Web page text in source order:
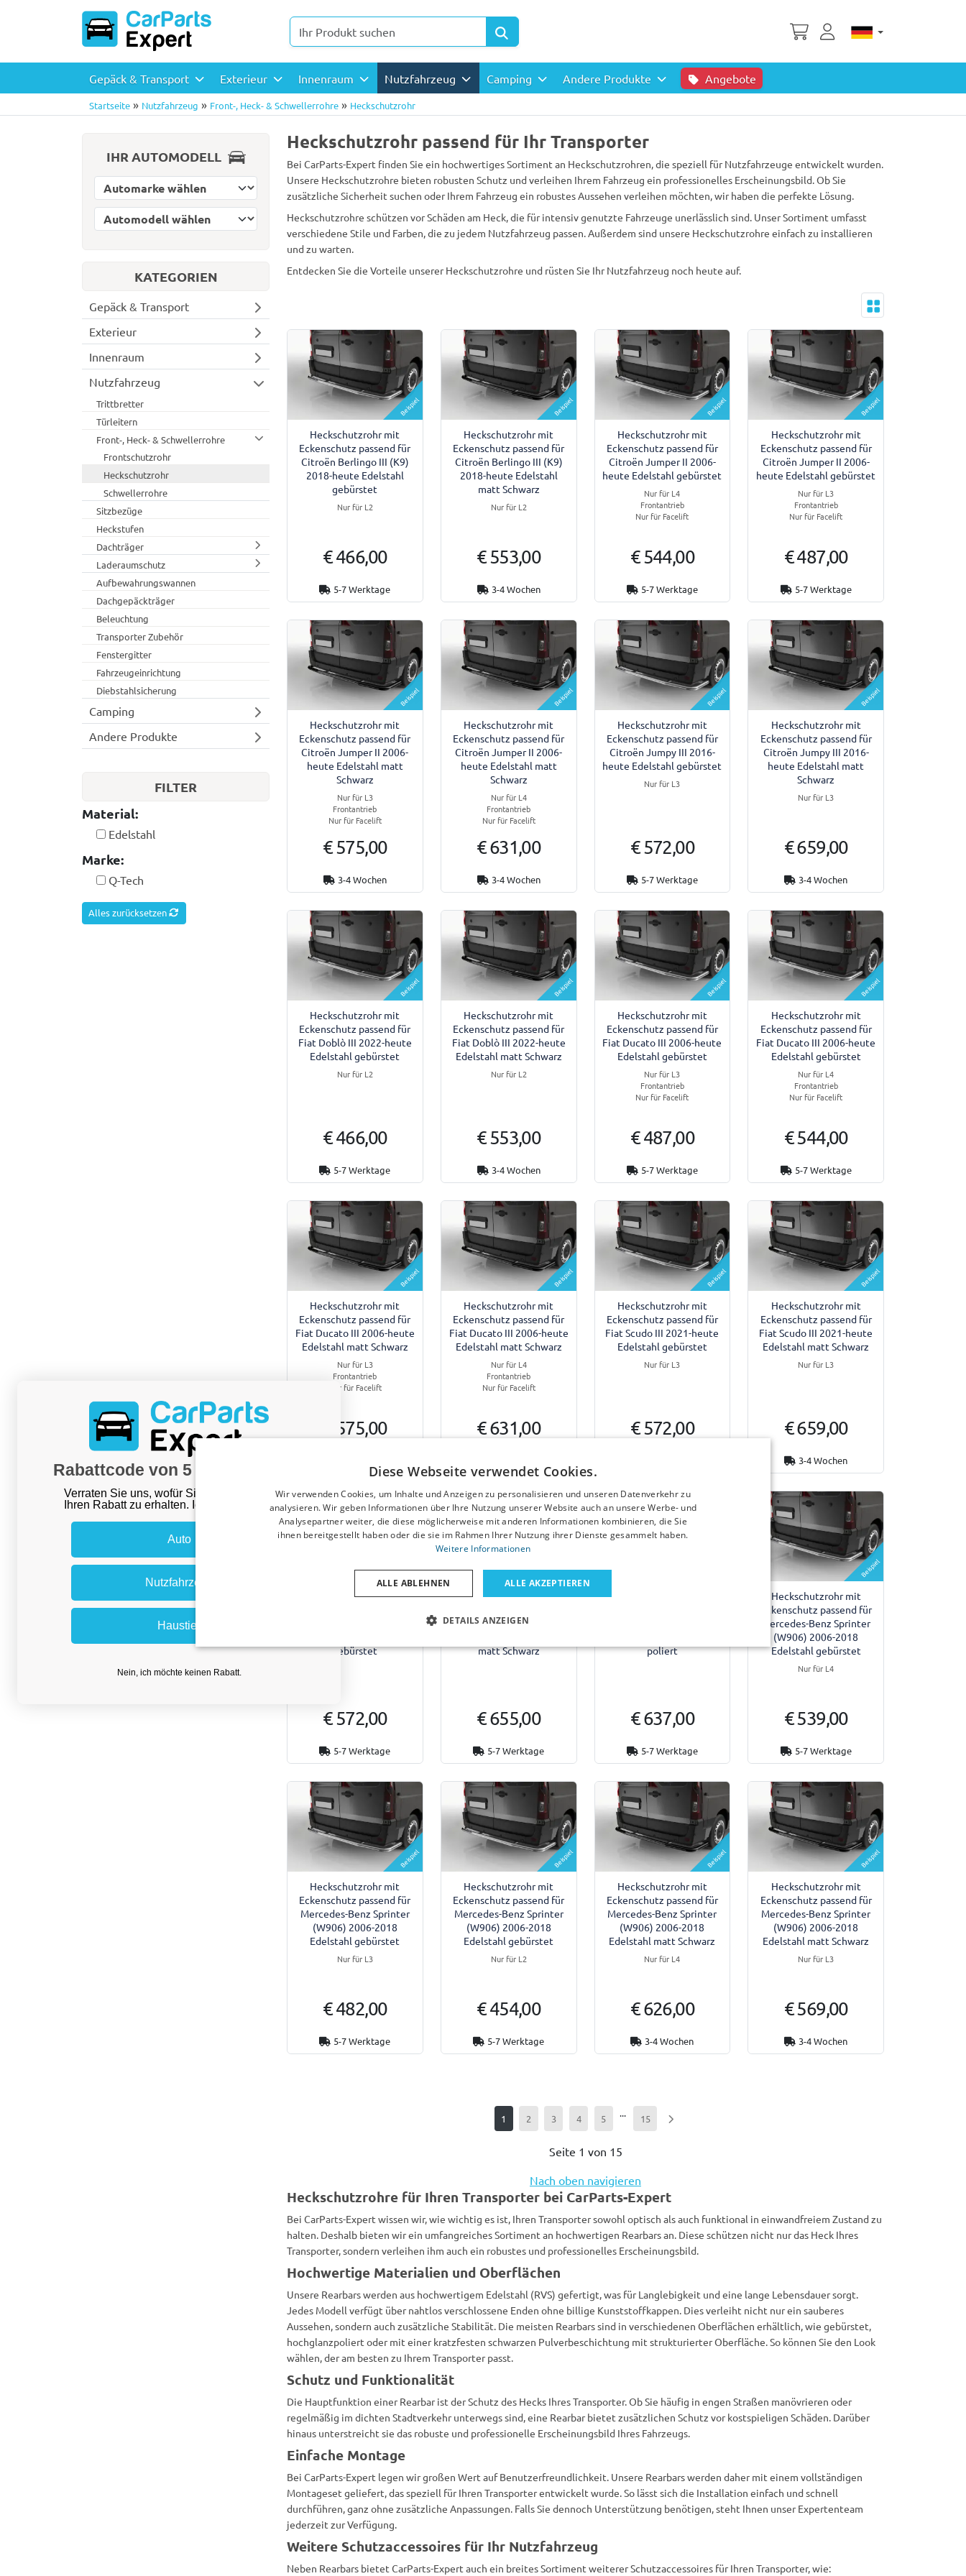
Gepäck & Transport Exterieur Innenraum Nutzfahrzeug Camping Andere Produkte Angebote
Startseite » Nutzfahrzeug » Front-, Heck- & Schwellerrohre » Heckschutzrohr
IHR AUTOMODELL
Automarke wählen
Automodell wählen
KATEGORIEN
Gepäck & Transport
Exterieur
Innenraum
Nutzfahrzeug
Trittbretter
Türleitern
Front-, Heck- & Schwellerrohre
Frontschutzrohr
Heckschutzrohr
Schwellerrohre
Sitzbezüge
Heckstufen
Dachträger
Laderaumschutz
Aufbewahrungswannen
Dachgepäckträger
Beleuchtung
Transporter Zubehör
Fenstergitter
Fahrzeugeinrichtung
Diebstahlsicherung
Camping
Andere Produkte
FILTER
Material:
Edelstahl
Marke:
Q-Tech
Alles zurücksetzen
Heckschutzrohr passend für Ihr Transporter
Bei CarParts-Expert finden Sie ein hochwertiges Sortiment an Heckschutzrohren, die speziell für Nutzfahrzeuge entwickelt wurden.
Unsere Heckschutzrohre bieten robusten Schutz und verleihen Ihrem Fahrzeug ein professionelles Erscheinungsbild. Ob Sie
zusätzliche Sicherheit suchen oder Ihrem Fahrzeug ein robustes Aussehen verleihen möchten, wir haben die perfekte Lösung.
Heckschutzrohre schützen vor Schäden am Heck, die für intensiv genutzte Fahrzeuge unerlässlich sind. Unser Sortiment umfasst
verschiedene Stile und Farben, die zu jedem Nutzfahrzeug passen. Außerdem sind unsere Heckschutzrohre einfach zu installieren
und zu warten.
Entdecken Sie die Vorteile unserer Heckschutzrohre und rüsten Sie Ihr Nutzfahrzeug noch heute auf.
Beispiel
Heckschutzrohr mit
Eckenschutz passend für
Citroën Berlingo III (K9)
2018-heute Edelstahl
gebürstet
Nur für L2
€ 466,00
5-7 Werktage
Beispiel
Heckschutzrohr mit
Eckenschutz passend für
Citroën Berlingo III (K9)
2018-heute Edelstahl
matt Schwarz
Nur für L2
€ 553,00
3-4 Wochen
Beispiel
Heckschutzrohr mit
Eckenschutz passend für
Citroën Jumper II 2006-
heute Edelstahl gebürstet
Nur für L4
Frontantrieb
Nur für Facelift
€ 544,00
5-7 Werktage
Beispiel
Heckschutzrohr mit
Eckenschutz passend für
Citroën Jumper II 2006-
heute Edelstahl gebürstet
Nur für L3
Frontantrieb
Nur für Facelift
€ 487,00
5-7 Werktage
Beispiel
Heckschutzrohr mit
Eckenschutz passend für
Citroën Jumper II 2006-
heute Edelstahl matt
Schwarz
Nur für L3
Frontantrieb
Nur für Facelift
€ 575,00
3-4 Wochen
Beispiel
Heckschutzrohr mit
Eckenschutz passend für
Citroën Jumper II 2006-
heute Edelstahl matt
Schwarz
Nur für L4
Frontantrieb
Nur für Facelift
€ 631,00
3-4 Wochen
Beispiel
Heckschutzrohr mit
Eckenschutz passend für
Citroën Jumpy III 2016-
heute Edelstahl gebürstet
Nur für L3
€ 572,00
5-7 Werktage
Beispiel
Heckschutzrohr mit
Eckenschutz passend für
Citroën Jumpy III 2016-
heute Edelstahl matt
Schwarz
Nur für L3
€ 659,00
3-4 Wochen
Beispiel
Heckschutzrohr mit
Eckenschutz passend für
Fiat Doblò III 2022-heute
Edelstahl gebürstet
Nur für L2
€ 466,00
5-7 Werktage
Beispiel
Heckschutzrohr mit
Eckenschutz passend für
Fiat Doblò III 2022-heute
Edelstahl matt Schwarz
Nur für L2
€ 553,00
3-4 Wochen
Beispiel
Heckschutzrohr mit
Eckenschutz passend für
Fiat Ducato III 2006-heute
Edelstahl gebürstet
Nur für L3
Frontantrieb
Nur für Facelift
€ 487,00
5-7 Werktage
Beispiel
Heckschutzrohr mit
Eckenschutz passend für
Fiat Ducato III 2006-heute
Edelstahl gebürstet
Nur für L4
Frontantrieb
Nur für Facelift
€ 544,00
5-7 Werktage
Beispiel
Heckschutzrohr mit
Eckenschutz passend für
Fiat Ducato III 2006-heute
Edelstahl matt Schwarz
Nur für L3
Frontantrieb
Nur für Facelift
€ 575,00
Beispiel
Heckschutzrohr mit
Eckenschutz passend für
Fiat Ducato III 2006-heute
Edelstahl matt Schwarz
Nur für L4
Frontantrieb
Nur für Facelift
€ 631,00
Beispiel
Heckschutzrohr mit
Eckenschutz passend für
Fiat Scudo III 2021-heute
Edelstahl gebürstet
Nur für L3
€ 572,00
Beispiel
Heckschutzrohr mit
Eckenschutz passend für
Fiat Scudo III 2021-heute
Edelstahl matt Schwarz
Nur für L3
€ 659,00
3-4 Wochen
Beispiel
Heckschutzrohr mit
gebürstet
€ 572,00
5-7 Werktage
Beispiel
Heckschutzrohr mit
Ford Transit Custom II
matt Schwarz
€ 655,00
5-7 Werktage
poliert
€ 637,00
5-7 Werktage
Beispiel
Heckschutzrohr mit
Eckenschutz passend für
Mercedes-Benz Sprinter
(W906) 2006-2018
Edelstahl gebürstet
Nur für L4
€ 539,00
5-7 Werktage
Beispiel
Heckschutzrohr mit
Eckenschutz passend für
Mercedes-Benz Sprinter
(W906) 2006-2018
Edelstahl gebürstet
Nur für L3
€ 482,00
5-7 Werktage
Beispiel
Heckschutzrohr mit
Eckenschutz passend für
Mercedes-Benz Sprinter
(W906) 2006-2018
Edelstahl gebürstet
Nur für L2
€ 454,00
5-7 Werktage
Beispiel
Heckschutzrohr mit
Eckenschutz passend für
Mercedes-Benz Sprinter
(W906) 2006-2018
Edelstahl matt Schwarz
Nur für L4
€ 626,00
3-4 Wochen
Beispiel
Heckschutzrohr mit
Eckenschutz passend für
Mercedes-Benz Sprinter
(W906) 2006-2018
Edelstahl matt Schwarz
Nur für L3
€ 569,00
3-4 Wochen
1 2 3 4 5 ... 15
Seite 1 von 15
Nach oben navigieren
Heckschutzrohre für Ihren Transporter bei CarParts-Expert
Bei CarParts-Expert wissen wir, wie wichtig es ist, Ihren Transporter sowohl optisch als auch funktional in einwandfreiem Zustand zu
halten. Deshalb bieten wir ein umfangreiches Sortiment an hochwertigen Rearbars an. Diese schützen nicht nur das Heck Ihres
Transporter, sondern verleihen ihm auch ein robustes und professionelles Erscheinungsbild.
Hochwertige Materialien und Oberflächen
Unsere Rearbars werden aus hochwertigem Edelstahl (RVS) gefertigt, was für Langlebigkeit und eine lange Lebensdauer sorgt.
Jedes Modell verfügt über nahtlos verschlossene Enden ohne billige Kunststoffkappen. Dies verleiht nicht nur ein sauberes
Aussehen, sondern auch zusätzliche Stabilität. Die meisten Rearbars sind in verschiedenen Oberflächen erhältlich, wie gebürstet,
hochglanzpoliert oder mit einer kratzfesten schwarzen Pulverbeschichtung mit strukturierter Oberfläche. So können Sie den Look
wählen, der am besten zu Ihrem Transporter passt.
Schutz und Funktionalität
Die Hauptfunktion einer Rearbar ist der Schutz des Hecks Ihres Transporter. Ob Sie häufig in engen Straßen manövrieren oder
regelmäßig im dichten Stadtverkehr unterwegs sind, eine Rearbar bietet zusätzlichen Schutz vor kostspieligen Schäden. Darüber
hinaus unterstreicht sie das robuste und professionelle Erscheinungsbild Ihres Fahrzeugs.
Einfache Montage
Bei CarParts-Expert legen wir großen Wert auf Benutzerfreundlichkeit. Unsere Rearbars werden daher mit einem vollständigen
Montageset geliefert, das speziell für Ihren Transporter entwickelt wurde. So lässt sich die Installation einfach und schnell
durchführen, ganz ohne zusätzliche Anpassungen. Falls Sie dennoch Unterstützung benötigen, steht Ihnen unser Expertenteam
jederzeit zur Verfügung.
Weitere Schutzaccessoires für Ihr Nutzfahrzeug
Neben Rearbars bietet CarParts-Expert auch ein breites Sortiment weiterer Schutzaccessoires für Ihren Transporter, wie:
Diese Webseite verwendet Cookies.
Wir verwenden Cookies, um Inhalte und Anzeigen zu personalisieren und unseren Datenverkehr zu
analysieren. Wir geben Informationen über Ihre Nutzung unserer Website auch an unsere Werbe- und
Analysepartner weiter, die diese möglicherweise mit anderen Informationen kombinieren, die Sie
ihnen bereitgestellt haben oder die sie im Rahmen Ihrer Nutzung ihrer Dienste gesammelt haben.
Weitere Informationen
ALLE AKZEPTIEREN
ALLE ABLEHNEN
DETAILS ANZEIGEN
Rabattcode von 5 % erhalten?
​Verraten Sie uns, wofür Sie einkaufen, um
Ihren Rabatt zu erhalten. Ich kaufe ein für mein:
Auto
Nutzfahrzeug
Haustier
Nein, ich möchte keinen Rabatt.